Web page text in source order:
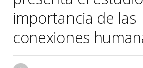
importancia de las
conexiones